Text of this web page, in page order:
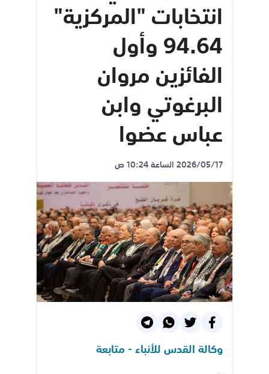
انتخابات "المركزية"
94.64 وأول
الفائزين مروان
البرغوتي وابن
عباس عضوا
2026/05/17 الساعة 10:24 ص
وكالة القدس للأنباء - متابعة